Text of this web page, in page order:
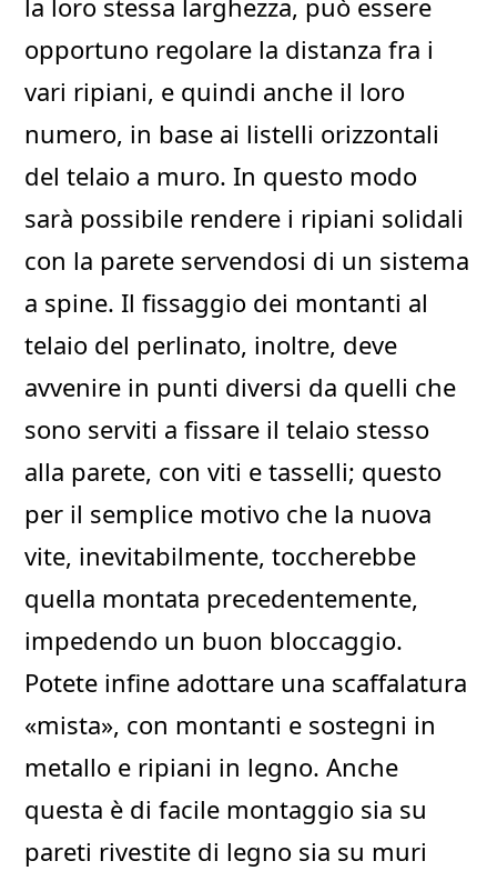
opportuno regolare la distanza fra i
vari ripiani, e quindi anche il loro
numero, in base ai listelli orizzontali
del telaio a muro. In questo modo
sarà possibile rendere i ripiani solidali
con la parete servendosi di un sistema
a spine. Il fissaggio dei montanti al
telaio del perlinato, inoltre, deve
avvenire in punti diversi da quelli che
sono serviti a fissare il telaio stesso
alla parete, con viti e tasselli; questo
per il semplice motivo che la nuova
vite, inevitabilmente, toccherebbe
quella montata precedentemente,
impedendo un buon bloccaggio.
Potete infine adottare una scaffalatura
«mista», con montanti e sostegni in
metallo e ripiani in legno. Anche
questa è di facile montaggio sia su
pareti rivestite di legno sia su muri